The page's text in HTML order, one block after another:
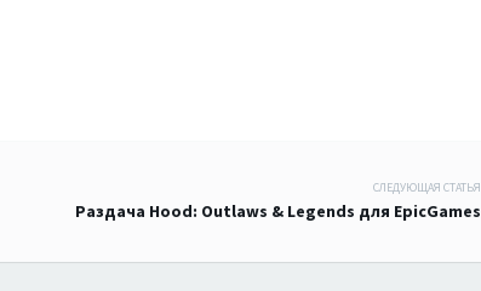
СЛЕДУЮЩАЯ СТАТЬЯ
Раздача Hood: Outlaws & Legends для EpicGames